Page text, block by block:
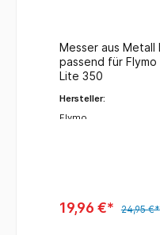
Messer aus Metall
passend für
Lite 350
Hersteller:
Flymo
19,96 €* 24,95 €*